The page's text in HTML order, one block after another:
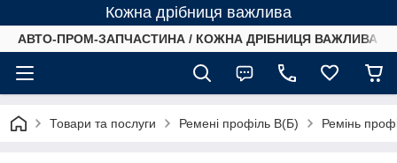
Кожна дрібниця важлива
АВТО-ПРОМ-ЗАПЧАСТИНА / КОЖНА ДРІБНИЦЯ ВАЖЛИВА /
Товари та послуги Ремені профіль B(Б) Ремінь